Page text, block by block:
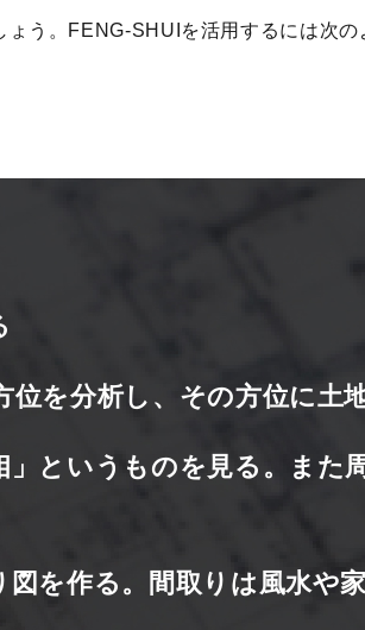
う。FENG-SHUIを活用するには次の
を分析し、その方位に土
というものを見る。また
を作る。間取りは風水や